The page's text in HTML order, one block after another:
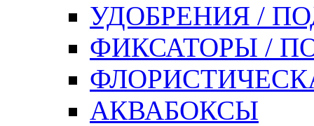
УДОБРЕНИЯ /
ФИКСАТОРЫ /
АКВАБОКСЫ